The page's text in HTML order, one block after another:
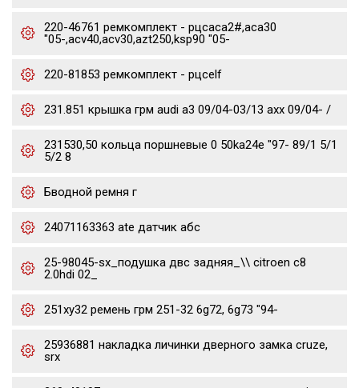
220-46761 ремкомплект - рцсaca2#,aca30
"05-,acv40,acv30,azt250,ksp90 "05-
220-81853 ремкомплект - рцсelf
231.851 крышка грм audi a3 09/04-03/13 axx 09/04- /
231530,50 кольца поршневые 0 50ka24e "97- 89/1 5/1
5/2 8
Бводной ремня г
24071163363 ate датчик абс
25-98045-sx_подушка двс задняя_\\ citroen c8
2.0hdi 02_
251xy32 ремень грм 251-32 6g72, 6g73 "94-
25936881 накладка личинки дверного замка cruze,
srx